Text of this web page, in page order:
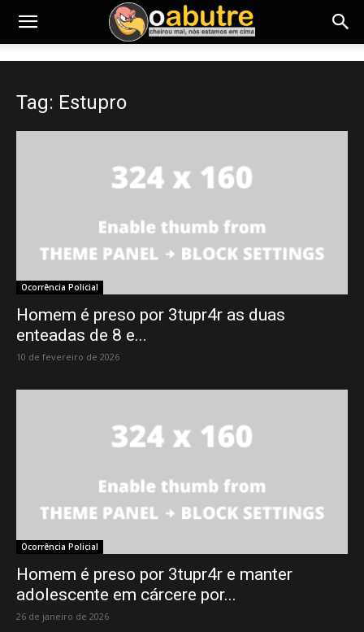
Tag: Estupro
Ocorrência Policial
Homem é preso por 3tupr4r as duas
enteadas de 8 e...
10 de fevereiro de 2026
Ocorrência Policial
Homem é preso por 3tupr4r e manter
adolescente em cárcere por...
26 de janeiro de 2026